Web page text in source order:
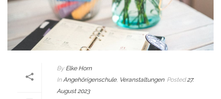
By Elke Horn
In Angehörigenschule, Veranstaltungen Posted 27.
August 2023